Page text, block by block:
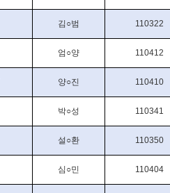
김 ○범 110322
엄 ○양 110412
양○진 110410
박○성 110341
설 ○환 110350
심 ○민 110404